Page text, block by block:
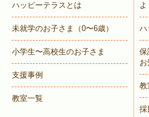
トレキング
ハッピーテラスとは
未就学のお子さま （0〜6歳）
小学生〜高校生のお子さま
支援事例
教室一覧
ハ
保
教
採